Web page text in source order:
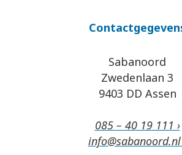
Sabanoord
Zwedenlaan 3
9403 DD Assen
085 – 40 19 111 ›
info@sabanoord.nl